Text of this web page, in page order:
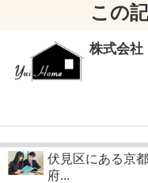
この
株式会社
伏見区にある京都
府...